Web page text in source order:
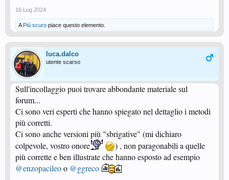
16 Lug 2024
A Più scuro piace questo elemento.
luca.dalco
utente scarso
Sull'incollaggio puoi trovare abbondante materiale sul
forum...
Ci sono veri esperti che hanno spiegato nel dettaglio i metodi
più corretti.
Ci sono anche versioni più "sbrigative" (mi dichiaro
colpevole, vostro onore
) , non paragonabili a quelle
più corrette e ben illustrate che hanno esposto ad esempio
@enzopacileoo @ggreco